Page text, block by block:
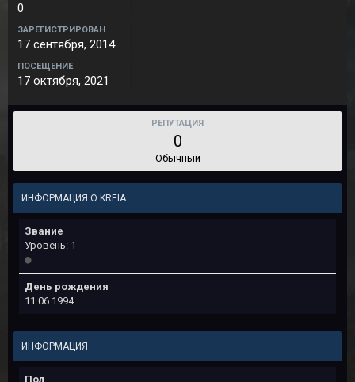
0
ЗАРЕГИСТРИРОВАН
17 сентября, 2014
ПОСЕЩЕНИЕ
17 октября, 2021
РЕПУТАЦИЯ
0
Обычный
ИНФОРМАЦИЯ О KREIA
Звание
Уровень: 1
День рождения
11.06.1994
ИНФОРМАЦИЯ
Пол